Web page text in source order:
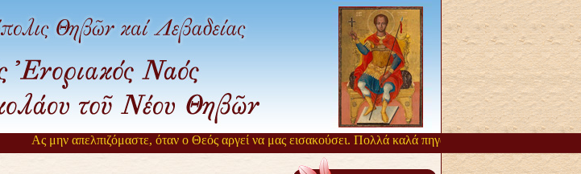
Ας μην απελπιζόμαστε, όταν ο Θεός αργεί να μας εισακούσει. Πολλά καλά πηγάζουν, από την αργοπορία